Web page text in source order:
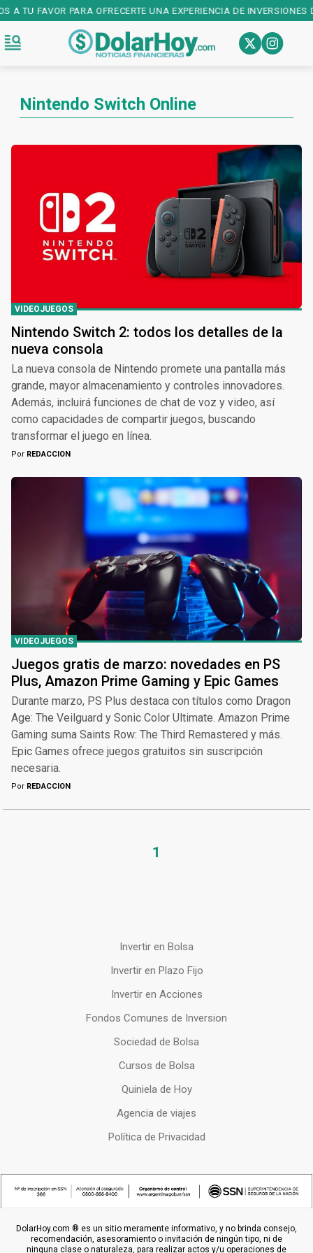
TU FAVOR PARA OFRECERTE UNA EXPERIENCIA DE INVERSIONES
Nintendo Switch Online
VIDEOJUEGOS
Nintendo Switch 2: todos los detalles de la
nueva consola
La nueva consola de Nintendo promete una pantalla más
grande, mayor almacenamiento y controles innovadores.
Además, incluirá funciones de chat de voz y video, así
como capacidades de compartir juegos, buscando
transformar el juego en línea.
Por REDACCION
VIDEOJUEGOS
Juegos gratis de marzo: novedades en PS
Plus, Amazon Prime Gaming y Epic Games
Durante marzo, PS Plus destaca con títulos como Dragon
Age: The Veilguard y Sonic Color Ultimate. Amazon Prime
Gaming suma Saints Row: The Third Remastered y más.
Epic Games ofrece juegos gratuitos sin suscripción
necesaria.
Por REDACCION
1
Invertir en Bolsa
Invertir en Plazo Fijo
Invertir en Acciones
Fondos Comunes de Inversion
Sociedad de Bolsa
Cursos de Bolsa
Quiniela de Hoy
Agencia de viajes
Política de Privacidad
DolarHoy.com ® es un sitio meramente informativo, y no brinda consejo,
recomendación, asesoramiento o invitación de ningún tipo, ni de
ninguna clase o naturaleza, para realizar actos y/u operaciones de